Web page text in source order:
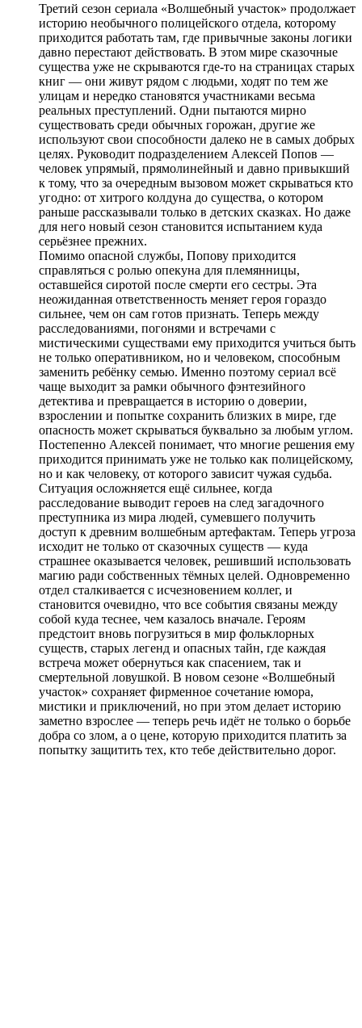
Третий сезон сериала «Волшебный участок» продолжает
историю необычного полицейского отдела, которому
приходится работать там, где привычные законы логики
давно перестают действовать. В этом мире сказочные
существа уже не скрываются где-то на страницах старых
книг — они живут рядом с людьми, ходят по тем же
улицам и нередко становятся участниками весьма
реальных преступлений. Одни пытаются мирно
существовать среди обычных горожан, другие же
используют свои способности далеко не в самых добрых
целях. Руководит подразделением Алексей Попов —
человек упрямый, прямолинейный и давно привыкший
к тому, что за очередным вызовом может скрываться кто
угодно: от хитрого колдуна до существа, о котором
раньше рассказывали только в детских сказках. Но даже
для него новый сезон становится испытанием куда
серьёзнее прежних.
Помимо опасной службы, Попову приходится
справляться с ролью опекуна для племянницы,
оставшейся сиротой после смерти его сестры. Эта
неожиданная ответственность меняет героя гораздо
сильнее, чем он сам готов признать. Теперь между
расследованиями, погонями и встречами с
мистическими существами ему приходится учиться быть
не только оперативником, но и человеком, способным
заменить ребёнку семью. Именно поэтому сериал всё
чаще выходит за рамки обычного фэнтезийного
детектива и превращается в историю о доверии,
взрослении и попытке сохранить близких в мире, где
опасность может скрываться буквально за любым углом.
Постепенно Алексей понимает, что многие решения ему
приходится принимать уже не только как полицейскому,
но и как человеку, от которого зависит чужая судьба.
Ситуация осложняется ещё сильнее, когда
расследование выводит героев на след загадочного
преступника из мира людей, сумевшего получить
доступ к древним волшебным артефактам. Теперь угроза
исходит не только от сказочных существ — куда
страшнее оказывается человек, решивший использовать
магию ради собственных тёмных целей. Одновременно
отдел сталкивается с исчезновением коллег, и
становится очевидно, что все события связаны между
собой куда теснее, чем казалось вначале. Героям
предстоит вновь погрузиться в мир фольклорных
существ, старых легенд и опасных тайн, где каждая
встреча может обернуться как спасением, так и
смертельной ловушкой. В новом сезоне «Волшебный
участок» сохраняет фирменное сочетание юмора,
мистики и приключений, но при этом делает историю
заметно взрослее — теперь речь идёт не только о борьбе
добра со злом, а о цене, которую приходится платить за
попытку защитить тех, кто тебе действительно дорог.